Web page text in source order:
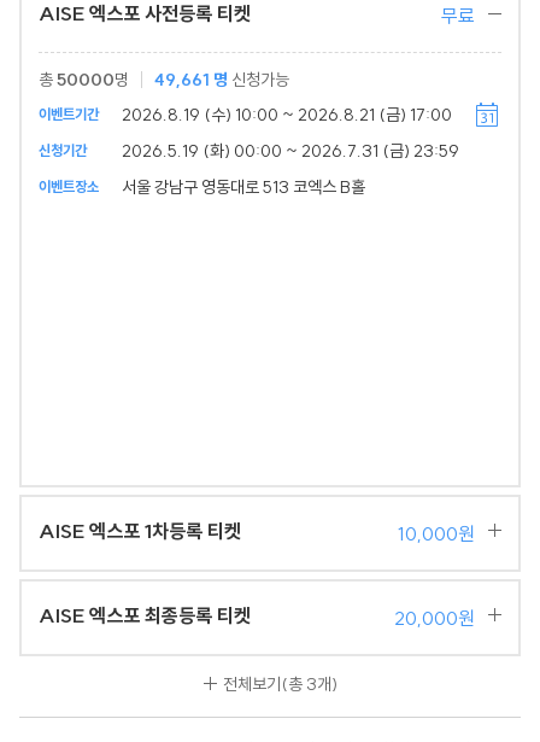
AISE 엑스포 사전등록 티켓 무료
총50000명 49,661 명 신청가능
이벤트기간 2026.8.19 (수) 10:00 ~ 2026.8.21 (금) 17:00
신청기간 2026.5.19 (화) 00:00 ~ 2026.7.31 (금) 23:59
이벤트장소 서울 강남구 영동대로 513 코엑스 B홀
AISE 엑스포 1차등록 티켓 10,000원
AISE 엑스포 최종등록 티켓 20,000원
전체보기(총 3개)